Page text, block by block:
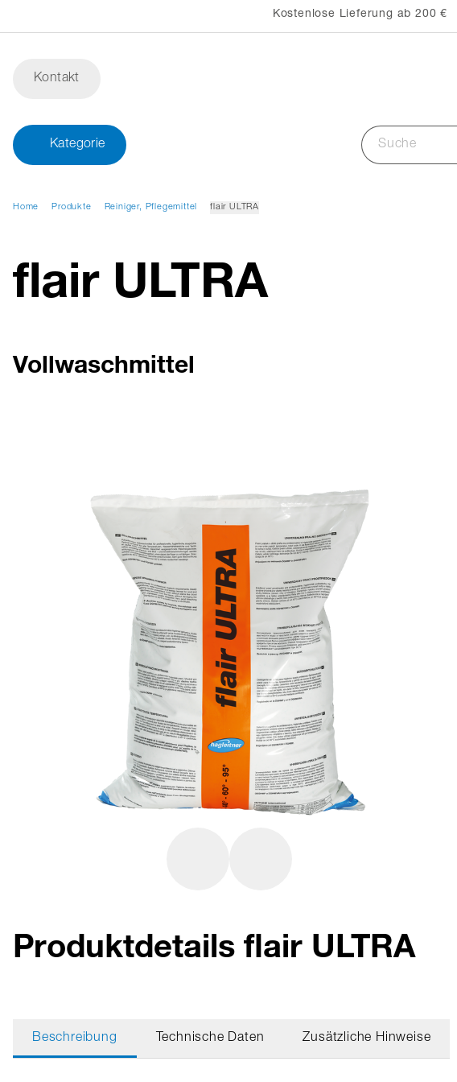
Kostenlose Lieferung ab 200 €
Kontakt
Kategorie
Home Produkte Reiniger, Pflegemittel flair ULTRA
flair ULTRA
Vollwaschmittel
Produktdetails flair ULTRA
Beschreibung Technische Daten Zusätzliche Hinweise